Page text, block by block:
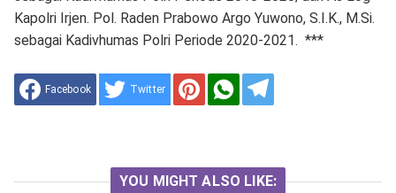
Kapolri Irjen. Pol. Raden Prabowo Argo Yuwono, S.I.K., M.Si.
sebagai Kadivhumas Polri Periode 2020-2021. ***
Facebook Twitter
YOU MIGHT ALSO LIKE: